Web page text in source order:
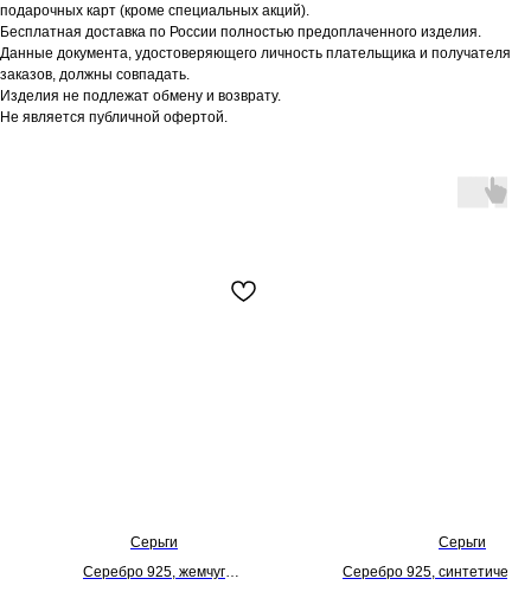
подарочных карт (кроме специальных акций).
Бесплатная доставка по России полностью предоплаченного изделия.
Данные документа, удостоверяющего личность плательщика и получателя
заказов, должны совпадать.
Изделия не подлежат обмену и возврату.
Не является публичной офертой.
Серьги
Серебро 925, жемчуг
Серьги
Серебро 925,